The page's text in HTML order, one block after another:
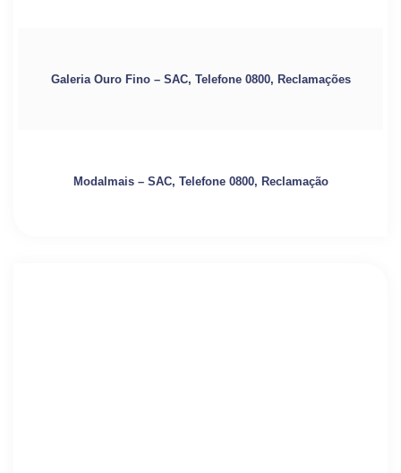
Galeria Ouro Fino – SAC, Telefone 0800, Reclamações
Modalmais – SAC, Telefone 0800, Reclamação